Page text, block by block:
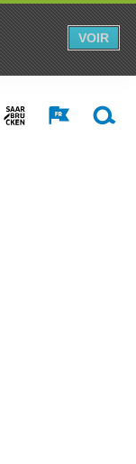
VOIR